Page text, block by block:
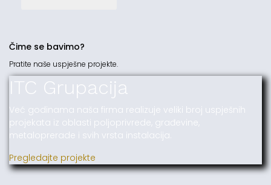
Čime se bavimo?
Pratite naše uspješne projekte.
ITC Grupacija
Već godinama naša firma realizuje veliki broj uspješnih
projekata iz oblasti poljoprivrede, građevine,
metaloprerade i svih vrsta instalacija.
Pregledajte projekte